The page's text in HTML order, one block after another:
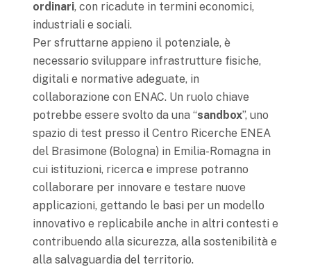
ordinari, con ricadute in termini economici,
industriali e sociali.
Per sfruttarne appieno il potenziale, è
necessario sviluppare infrastrutture fisiche,
digitali e normative adeguate, in
collaborazione con ENAC. Un ruolo chiave
potrebbe essere svolto da una “sandbox”, uno
spazio di test presso il Centro Ricerche ENEA
del Brasimone (Bologna) in Emilia-Romagna in
cui istituzioni, ricerca e imprese potranno
collaborare per innovare e testare nuove
applicazioni, gettando le basi per un modello
innovativo e replicabile anche in altri contesti e
contribuendo alla sicurezza, alla sostenibilità e
alla salvaguardia del territorio.